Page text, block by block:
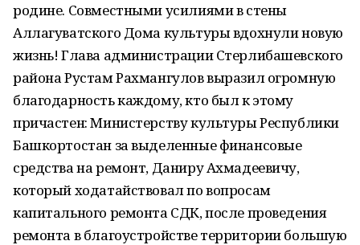
родине. Совместными усилиями в стены
Аллагуватского Дома культуры вдохнули новую
жизнь! Глава администрации Стерлибашевского
района Рустам Рахмангулов выразил огромную
благодарность каждому, кто был к этому
причастен: Министерству культуры Республики
Башкортостан за выделенные финансовые
средства на ремонт, Даниру Ахмадеевичу,
который ходатайствовал по вопросам
капитального ремонта СДК, после проведения
ремонта в благоустройстве территории большую